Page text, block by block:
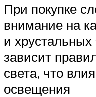
При покупке
внимание на
и
зависит
света, что
освещения